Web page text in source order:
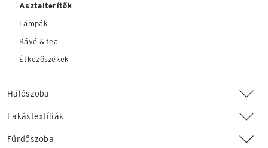
Asztalterítők
Lámpák
Kávé & tea
Étkezőszékek
Hálószoba
Lakástextíliák
Fürdőszoba